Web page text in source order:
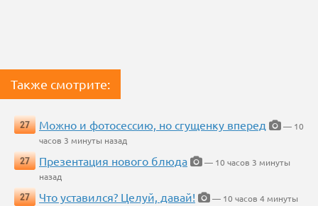
Также смотрите:
27 Можно и фотосессию, но сгущенку вперед
— 10
часов 3 минуты назад
27
Презентация нового блюда
— 10 часов 3 минуты
назад
27
Что уставился? Целуй, давай!
— 10 часов 4 минуты